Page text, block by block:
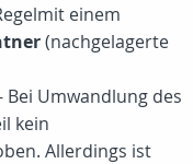
einem
(nachgelagerte
Bei Umwandlung des
kein
Allerdings ist